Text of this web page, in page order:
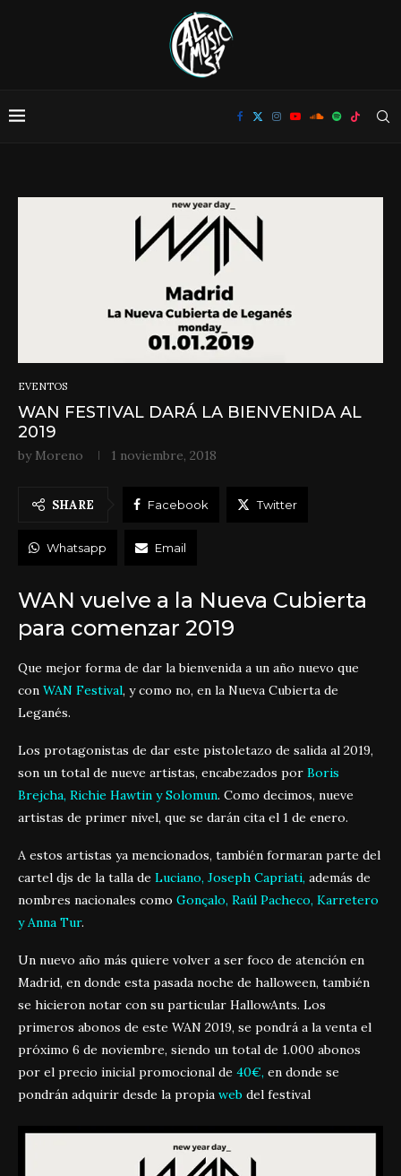
EVENTOS
WAN FESTIVAL DARÁ LA BIENVENIDA AL
2019
by Moreno 1 noviembre, 2018
SHARE Facebook Twitter
Whatsapp Email
WAN vuelve a la Nueva Cubierta
para comenzar 2019
Que mejor forma de dar la bienvenida a un año nuevo que
con WAN Festival, y como no, en la Nueva Cubierta de
Leganés.
Los protagonistas de dar este pistoletazo de salida al 2019,
son un total de nueve artistas, encabezados por Boris
Brejcha, Richie Hawtin y Solomun. Como decimos, nueve
artistas de primer nivel, que se darán cita el 1 de enero.
A estos artistas ya mencionados, también formaran parte del
cartel djs de la talla de Luciano, Joseph Capriati, además de
nombres nacionales como Gonçalo, Raúl Pacheco, Karretero
y Anna Tur.
Un nuevo año más quiere volver a ser foco de atención en
Madrid, en donde esta pasada noche de halloween, también
se hicieron notar con su particular HallowAnts. Los
primeros abonos de este WAN 2019, se pondrá a la venta el
próximo 6 de noviembre, siendo un total de 1.000 abonos
por el precio inicial promocional de 40€, en donde se
pondrán adquirir desde la propia web del festival